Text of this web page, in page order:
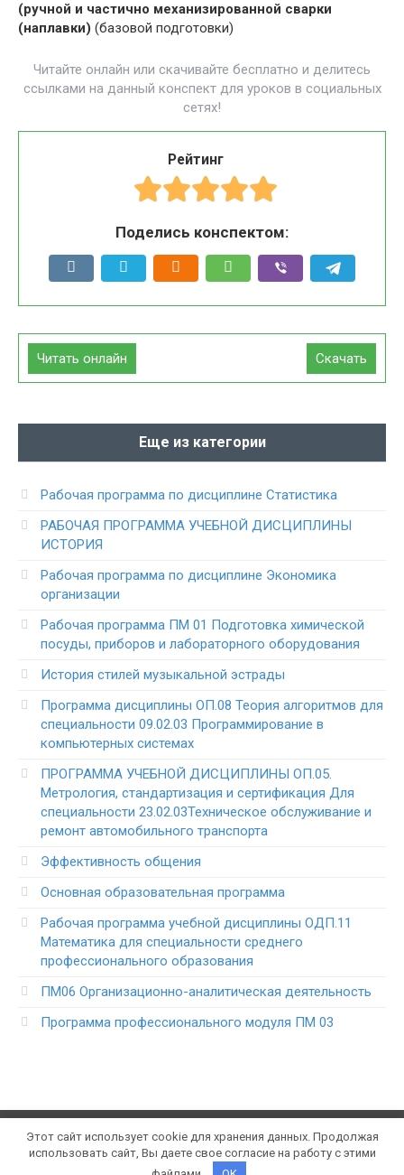
(ручной и частично механизированной сварки
(наплавки) (базовой подготовки)
Читайте онлайн или скачивайте бесплатно и делитесь
ссылками на данный конспект для уроков в социальных
сетях!
Рейтинг
Поделись конспектом:
Скачать
Читать онлайн
Еще из категории
Рабочая программа по дисциплине Статистика
РАБОЧАЯ ПРОГРАММА УЧЕБНОЙ ДИСЦИПЛИНЫ
ИСТОРИЯ
Рабочая программа по дисциплине Экономика
организации
Рабочая программа ПМ 01 Подготовка химической
посуды, приборов и лабораторного оборудования
История стилей музыкальной эстрады
Программа дисциплины ОП.08 Теория алгоритмов для
специальности 09.02.03 Программирование в
компьютерных системах
ПРОГРАММА УЧЕБНОЙ ДИСЦИПЛИНЫ ОП.05.
Метрология, стандартизация и сертификация Для
специальности 23.02.03Техническое обслуживание и
ремонт автомобильного транспорта
Эффективность общения
Основная образовательная программа
Рабочая программа учебной дисциплины ОДП.11
Математика для специальности среднего
профессионального образования
ПМ06 Организационно-аналитическая деятельность
Программа профессионального модуля ПМ 03
© 2021 Konspektum.ru. Все права защищены. Портал
школьных конспектов уроков
Этот сайт использует cookie для хранения данных. Продолжая
использовать сайт, Вы даете свое согласие на работу с этими